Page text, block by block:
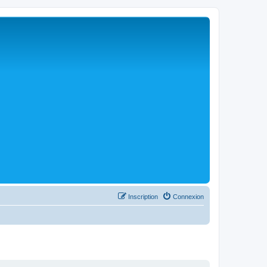
Connexion
Inscription